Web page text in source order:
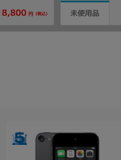
円 (税込) 未使用品